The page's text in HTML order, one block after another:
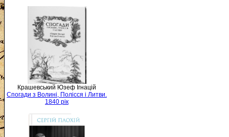
Крашевський Юзеф Ігнацій
Спогади з Волині, Полісся і Литви.
1840 рік